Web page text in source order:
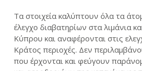
Τα στοιχεία καλύπτουν όλα τα
έλεγχο διαβατηρίων στα λιμάνια
Κύπρου και αναφέρονται στις
Κράτος περιοχές. Δεν
που έρχονται και φεύγουν